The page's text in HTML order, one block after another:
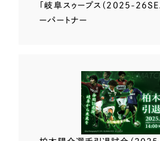
「岐阜スゥープス （2025-
ーパートナー